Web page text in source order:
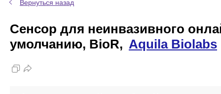
Вернуться назад
Сенсор для неинвазивного
умолчанию, BioR, Aquila Biolabs